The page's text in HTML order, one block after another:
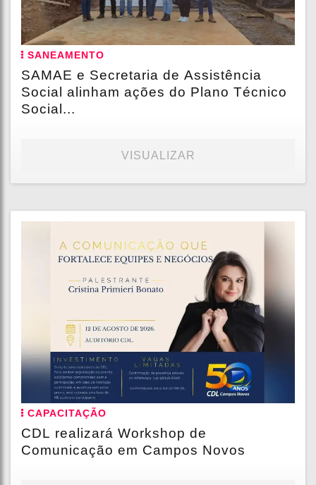
SANEAMENTO
SAMAE e Secretaria de Assistência
Social alinham ações do Plano Técnico
Social...
VISUALIZAR
CAPACITAÇÃO
CDL realizará Workshop de
Comunicação em Campos Novos